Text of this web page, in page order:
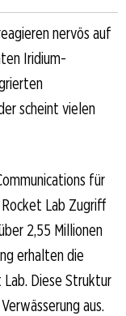
nervös auf
Iridium-
scheint vielen
für
Lab Zugriff
2,55 Millionen
erhalten die
Diese Struktur
aus.